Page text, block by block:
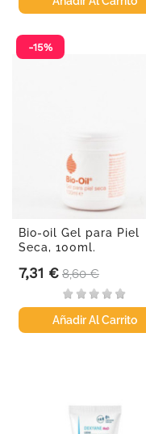
Bio-oil Gel para Piel
Seca, 100ml.
Precio
7,31 € Precio base
8,60 €
Añadir Al Carrito
-15%